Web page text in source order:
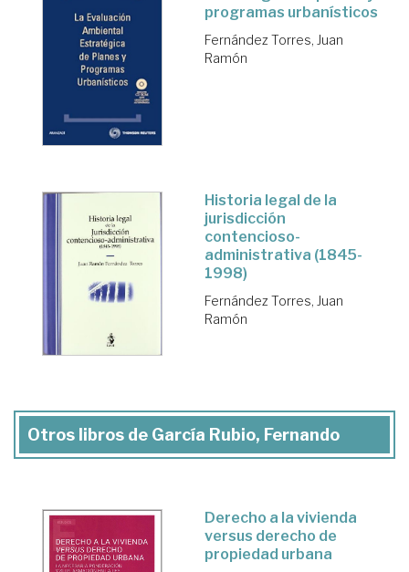
programas urbanísticos
Fernández Torres, Juan
Ramón
Historia legal de la
jurisdicción
contencioso-
administrativa (1845-
1998)
Fernández Torres, Juan
Ramón
Otros libros de García Rubio, Fernando
Derecho a la vivienda
versus derecho de
propiedad urbana